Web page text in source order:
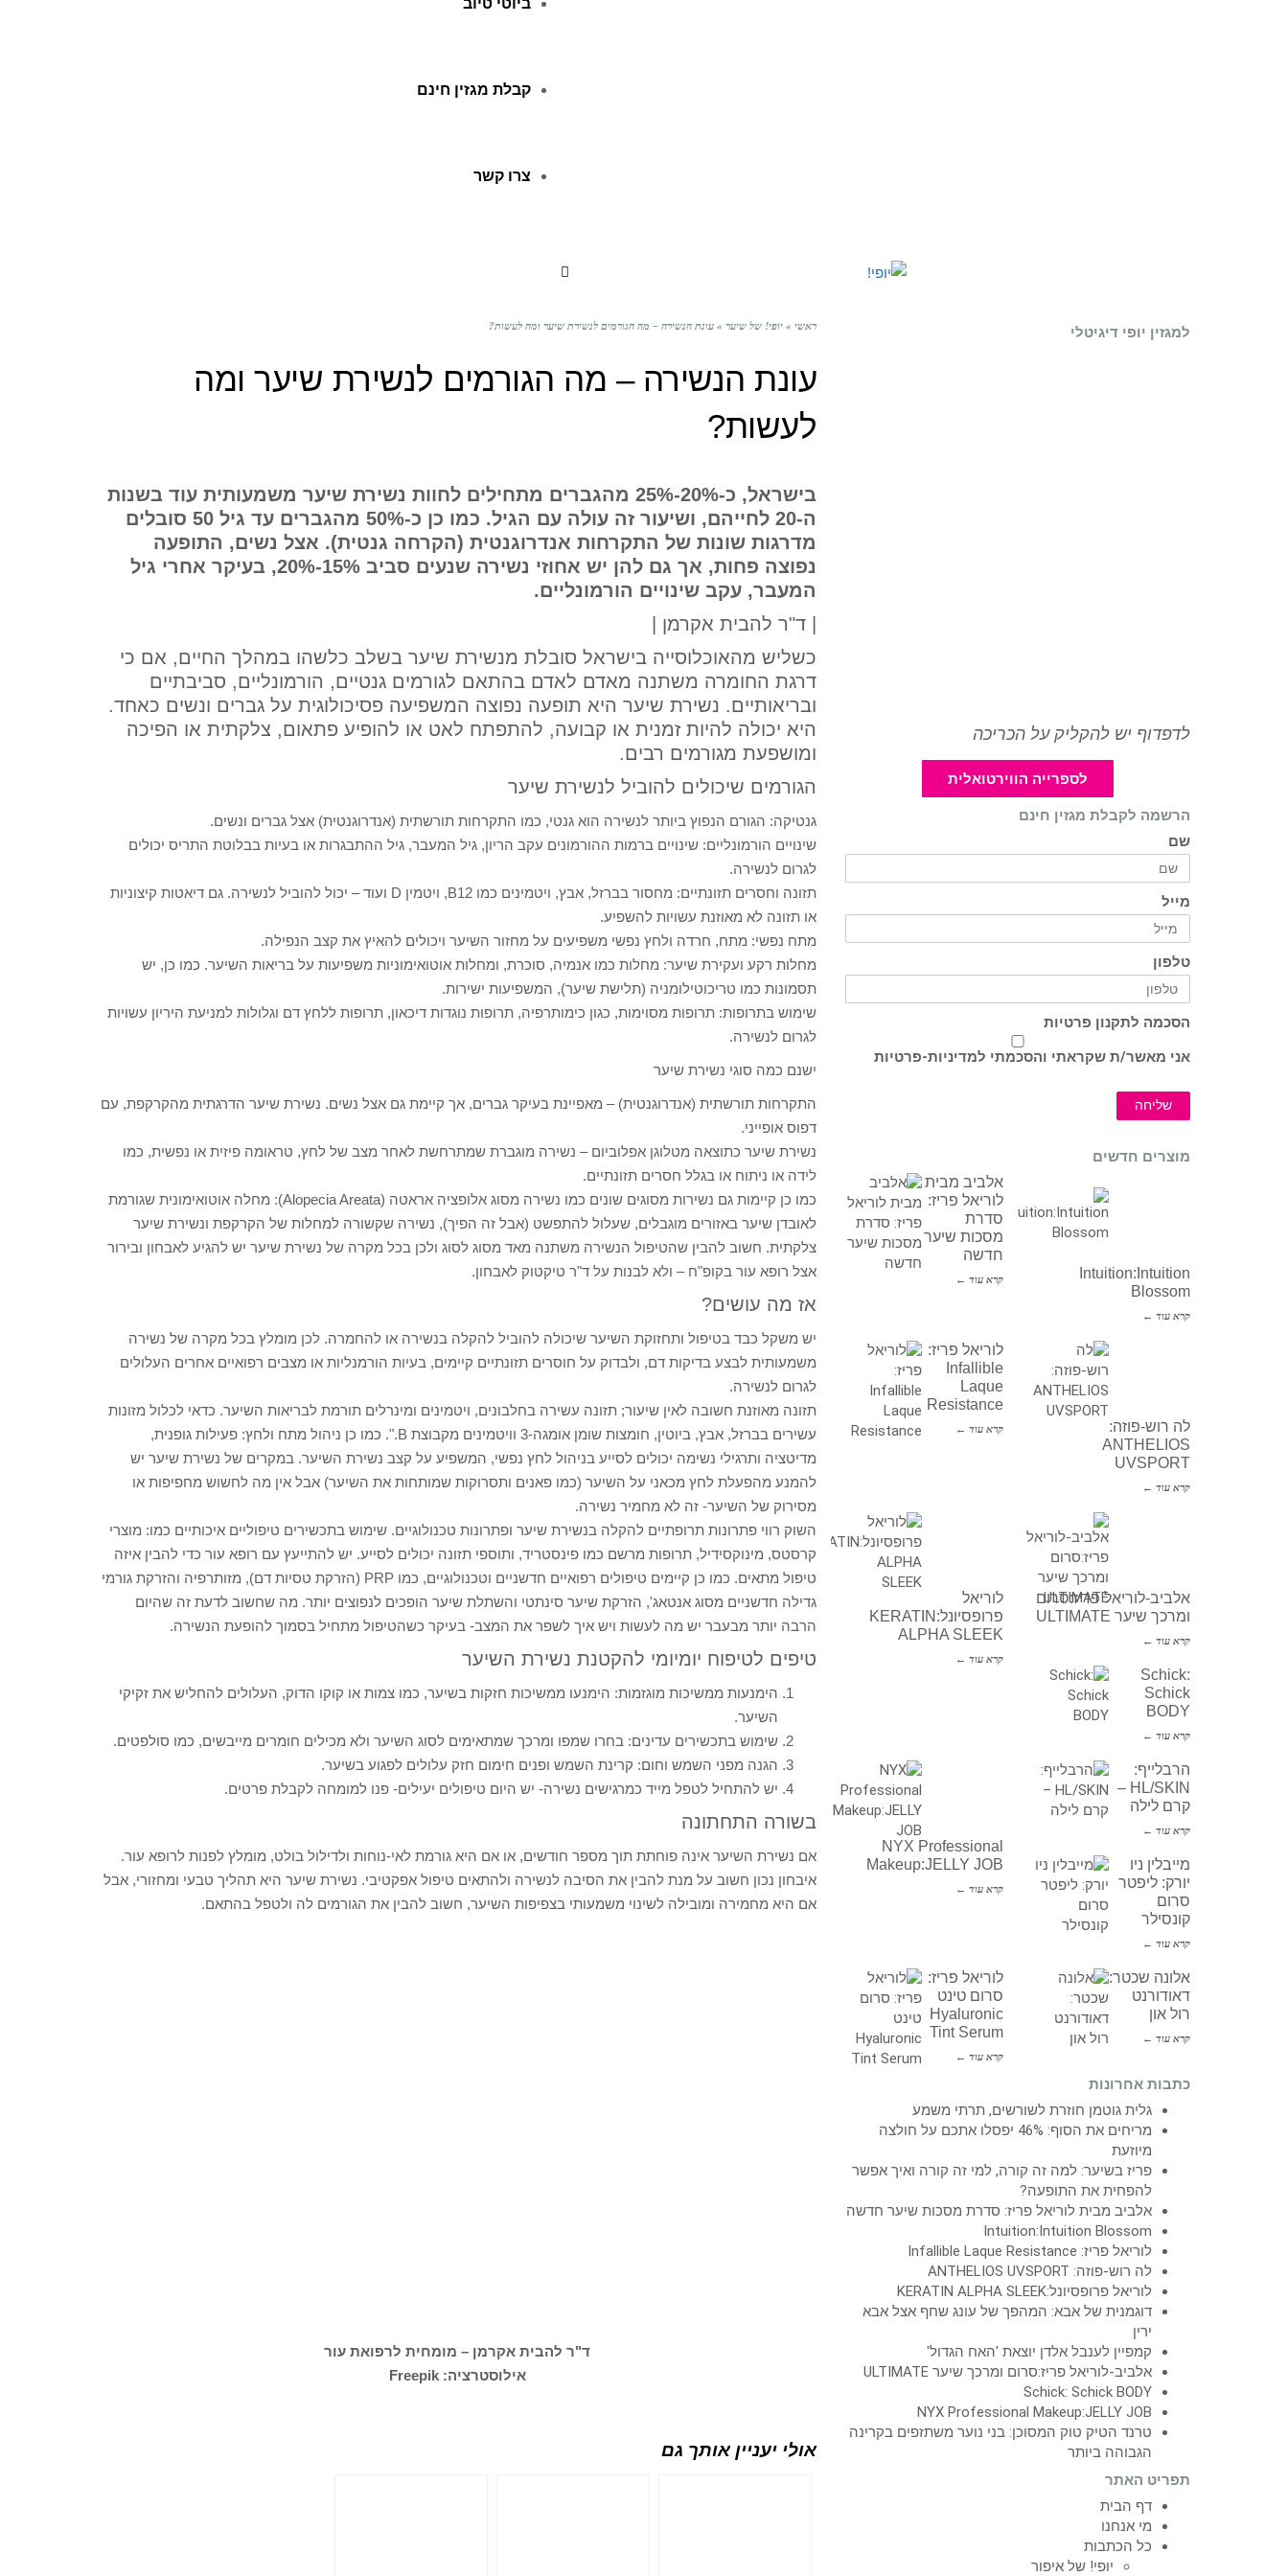
ביוטי טיוב
קבלת מגזין חינם
צרו קשר
ראשי » יופי! של שיער » עונת הנשירה – מה הגורמים לנשירת שיער ומה לעשות?
עונת הנשירה – מה הגורמים לנשירת שיער ומה
לעשות?
בישראל, כ-20%-25% מהגברים מתחילים לחוות נשירת שיער משמעותית עוד בשנות
ה-20 לחייהם, ושיעור זה עולה עם הגיל. כמו כן כ-50% מהגברים עד גיל 50 סובלים
מדרגות שונות של התקרחות אנדרוגנטית (הקרחה גנטית). אצל נשים, התופעה
נפוצה פחות, אך גם להן יש אחוזי נשירה שנעים סביב 15%-20%, בעיקר אחרי גיל
המעבר, עקב שינויים הורמונליים.
| ד"ר להבית אקרמן |
כשליש מהאוכלוסייה בישראל סובלת מנשירת שיער בשלב כלשהו במהלך החיים, אם כי
דרגת החומרה משתנה מאדם לאדם בהתאם לגורמים גנטיים, הורמונליים, סביבתיים
ובריאותיים. נשירת שיער היא תופעה נפוצה המשפיעה פסיכולוגית על גברים ונשים כאחד.
היא יכולה להיות זמנית או קבועה, להתפתח לאט או להופיע פתאום, צלקתית או הפיכה
ומושפעת מגורמים רבים.
הגורמים שיכולים להוביל לנשירת שיער
גנטיקה: הגורם הנפוץ ביותר לנשירה הוא גנטי, כמו התקרחות תורשתית (אנדרוגנטית) אצל גברים ונשים.
שינויים הורמונליים: שינויים ברמות ההורמונים עקב הריון, גיל המעבר, גיל ההתבגרות או בעיות בבלוטת התריס יכולים
לגרום לנשירה.
תזונה וחסרים תזונתיים: מחסור בברזל, אבץ, ויטמינים כמו B12, ויטמין D ועוד – יכול להוביל לנשירה. גם דיאטות קיצוניות
או תזונה לא מאוזנת עשויות להשפיע.
מתח נפשי: מתח, חרדה ולחץ נפשי משפיעים על מחזור השיער ויכולים להאיץ את קצב הנפילה.
מחלות רקע ועקירת שיער: מחלות כמו אנמיה, סוכרת, ומחלות אוטואימוניות משפיעות על בריאות השיער. כמו כן, יש
תסמונות כמו טריכוטילומניה (תלישת שיער), המשפיעות ישירות.
שימוש בתרופות: תרופות מסוימות, כגון כימותרפיה, תרופות נוגדות דיכאון, תרופות ללחץ דם וגלולות למניעת היריון עשויות
לגרום לנשירה.
ישנם כמה סוגי נשירת שיער
התקרחות תורשתית (אנדרוגנטית) – מאפיינת בעיקר גברים, אך קיימת גם אצל נשים. נשירת שיער הדרגתית מהקרקפת, עם
דפוס אופייני.
נשירת שיער כתוצאה מטלוגן אפלוביום – נשירה מוגברת שמתרחשת לאחר מצב של לחץ, טראומה פיזית או נפשית, כמו
לידה או ניתוח או בגלל חסרים תזונתיים.
כמו כן קיימות גם נשירות מסוגים שונים כמו נשירה מסוג אלופציה אראטה (Alopecia Areata): מחלה אוטואימונית שגורמת
לאובדן שיער באזורים מוגבלים, שעלול להתפשט (אבל זה הפיך), נשירה שקשורה למחלות של הקרקפת ונשירת שיער
צלקתית. חשוב להבין שהטיפול הנשירה משתנה מאד מסוג לסוג ולכן בכל מקרה של נשירת שיער יש להגיע לאבחון ובירור
אצל רופא עור בקופ"ח – ולא לבנות על ד"ר טיקטוק לאבחון.
אז מה עושים?
יש משקל כבד בטיפול ותחזוקת השיער שיכולה להוביל להקלה בנשירה או להחמרה. לכן מומלץ בכל מקרה של נשירה
משמעותית לבצע בדיקות דם, ולבדוק על חוסרים תזונתיים קיימים, בעיות הורמנליות או מצבים רפואיים אחרים העלולים
לגרום לנשירה.
תזונה מאוזנת חשובה לאין שיעור; תזונה עשירה בחלבונים, ויטמינים ומינרלים תורמת לבריאות השיער. כדאי לכלול מזונות
עשירים בברזל, אבץ, ביוטין, חומצות שומן אומגה-3 וויטמינים מקבוצת B.". כמו כן ניהול מתח ולחץ: פעילות גופנית,
מדיטציה ותרגילי נשימה יכולים לסייע בניהול לחץ נפשי, המשפיע על קצב נשירת השיער. במקרים של נשירת שיער יש
להמנע מהפעלת לחץ מכאני על השיער (כמו פאנים ותסרוקות שמותחות את השיער) אבל אין מה לחשוש מחפיפות או
מסירוק של השיער- זה לא מחמיר נשירה.
השוק רווי פתרונות תרופתיים להקלה בנשירת שיער ופתרונות טכנולוגיים. שימוש בתכשירים טיפוליים איכותיים כמו: מוצרי
קרסטס, מינוקסידיל, תרופות מרשם כמו פינסטריד, ותוספי תזונה יכולים לסייע. יש להתייעץ עם רופא עור כדי להבין איזה
טיפול מתאים. כמו כן קיימים טיפולים רפואיים חדשניים וטכנולוגיים, כמו PRP (הזרקת טסיות דם), מזותרפיה והזרקת גורמי
גדילה חדשניים מסוג אנטאג', הזרקת שיער סינתטי והשתלת שיער הופכים לנפוצים יותר. מה שחשוב לדעת זה שהיום
הרבה יותר מבעבר יש מה לעשות ויש איך לשפר את המצב- בעיקר כשהטיפול מתחיל בסמוך להופעת הנשירה.
טיפים לטיפוח יומיומי להקטנת נשירת השיער
הימנעות ממשיכות מוגזמות: הימנעו ממשיכות חזקות בשיער, כמו צמות או קוקו הדוק, העלולים להחליש את זקיקי
השיער.
שימוש בתכשירים עדינים: בחרו שמפו ומרכך שמתאימים לסוג השיער ולא מכילים חומרים מייבשים, כמו סולפטים.
הגנה מפני השמש וחום: קרינת השמש ופנים חימום חזק עלולים לפגוע בשיער.
יש להתחיל לטפל מייד כמרגישים נשירה- יש היום טיפולים יעילים- פנו למומחה לקבלת פרטים.
בשורה התחתונה
אם נשירת השיער אינה פוחתת תוך מספר חודשים, או אם היא גורמת לאי-נוחות ולדילול בולט, מומלץ לפנות לרופא עור.
איבחון נכון חשוב על מנת להבין את הסיבה לנשירה ולהתאים טיפול אפקטיבי. נשירת שיער היא תהליך טבעי ומחזורי, אבל
אם היא מחמירה ומובילה לשינוי משמעותי בצפיפות השיער, חשוב להבין את הגורמים לה ולטפל בהתאם.
ד"ר להבית אקרמן – מומחית לרפואת עור
אילוסטרציה: Freepik
אולי יעניין אותך גם
למגזין יופי דיגיטלי
לדפדוף יש להקליק על הכריכה
לספרייה הווירטואלית
הרשמה לקבלת מגזין חינם
שם
מייל
טלפון
הסכמה לתקנון פרטיות
אני מאשר/ת שקראתי והסכמתי למדיניות-פרטיות
שליחה
מוצרים חדשים
אלביב מבית
לוריאל פריז:
סדרת
מסכות שיער
חדשה
קרא עוד ←
Intuition:Intuition
Blossom
קרא עוד ←
לוריאל פריז:
Infallible
Laque
Resistance
קרא עוד ←
לה רוש-פוזה:
ANTHELIOS
UVSPORT
קרא עוד ←
לוריאל
פרופסיונל:KERATIN
ALPHA SLEEK
קרא עוד ←
אלביב-לוריאל פריז:סרום
ומרכך שיער ULTIMATE
קרא עוד ←
Schick:
Schick
BODY
קרא עוד ←
NYX Professional
Makeup:JELLY JOB
קרא עוד ←
הרבלייף:
HL/SKIN –
קרם לילה
קרא עוד ←
מייבלין ניו
יורק: ליפטר
סרום
קונסילר
קרא עוד ←
לוריאל פריז:
סרום טינט
Hyaluronic
Tint Serum
קרא עוד ←
אלונה שכטר:
דאודורנט
רול און
קרא עוד ←
כתבות אחרונות
גלית גוטמן חוזרת לשורשים, תרתי משמע
מריחים את הסוף: 46% יפסלו אתכם על חולצה
מיוזעת
פריז בשיער: למה זה קורה, למי זה קורה ואיך אפשר
להפחית את התופעה?
אלביב מבית לוריאל פריז: סדרת מסכות שיער חדשה
Intuition:Intuition Blossom
לוריאל פריז: Infallible Laque Resistance
לה רוש-פוזה: ANTHELIOS UVSPORT
לוריאל פרופסיונל:KERATIN ALPHA SLEEK
דוגמנית של אבא: המהפך של עונג שחף אצל אבא
ירין
קמפיין לענבל אלדן יוצאת 'האח הגדול'
אלביב-לוריאל פריז:סרום ומרכך שיער ULTIMATE
Schick: Schick BODY
NYX Professional Makeup:JELLY JOB
טרנד הטיק טוק המסוכן: בני נוער משתזפים בקרינה
הגבוהה ביותר
תפריט האתר
דף הבית
מי אנחנו
כל הכתבות
יופי! של איפור